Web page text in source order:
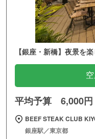
【銀座・新橋】夜景を
平均予算 6,000円
BEEF STEAK CLUB
銀座駅／東京都